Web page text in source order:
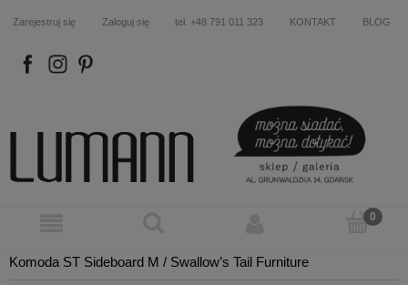
Zarejestruj się Zaloguj się tel. +48 791 011 323 KONTAKT BLOG
FB IN P
Komoda ST Sideboard M / Swallow’s Tail Furniture